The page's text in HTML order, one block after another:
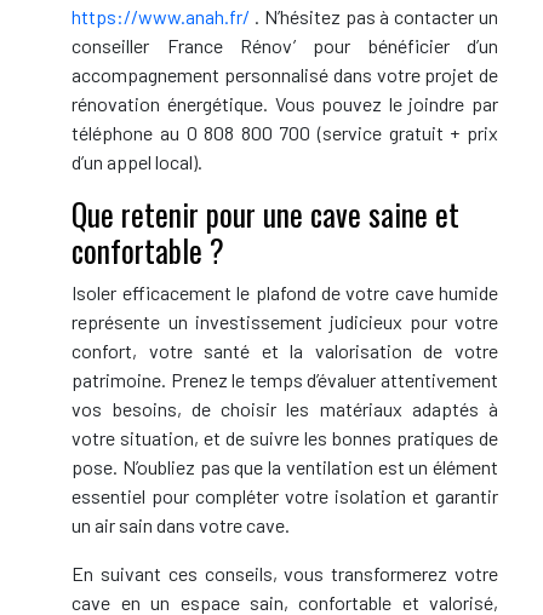
https://www.anah.fr/ . N’hésitez pas à contacter un
conseiller France Rénov’ pour bénéficier d’un
accompagnement personnalisé dans votre projet de
rénovation énergétique. Vous pouvez le joindre par
téléphone au 0 808 800 700 (service gratuit + prix
d’un appel local).
Que retenir pour une cave saine et
confortable ?
Isoler efficacement le plafond de votre cave humide
représente un investissement judicieux pour votre
confort, votre santé et la valorisation de votre
patrimoine. Prenez le temps d’évaluer attentivement
vos besoins, de choisir les matériaux adaptés à
votre situation, et de suivre les bonnes pratiques de
pose. N’oubliez pas que la ventilation est un élément
essentiel pour compléter votre isolation et garantir
un air sain dans votre cave.
En suivant ces conseils, vous transformerez votre
cave en un espace sain, confortable et valorisé,